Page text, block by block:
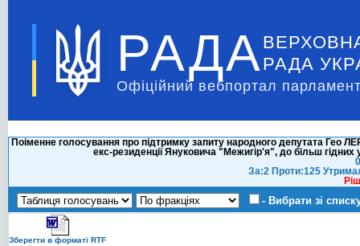
РАДА РАДА
Офіційний вебпортал
Поіменне голосування про підтримку запиту народного депутата
екс-резиденції Януковича "Межигір'я", до більш
За:2 Проти:125
- Вибрати зі
Зберегти в форматі RTF